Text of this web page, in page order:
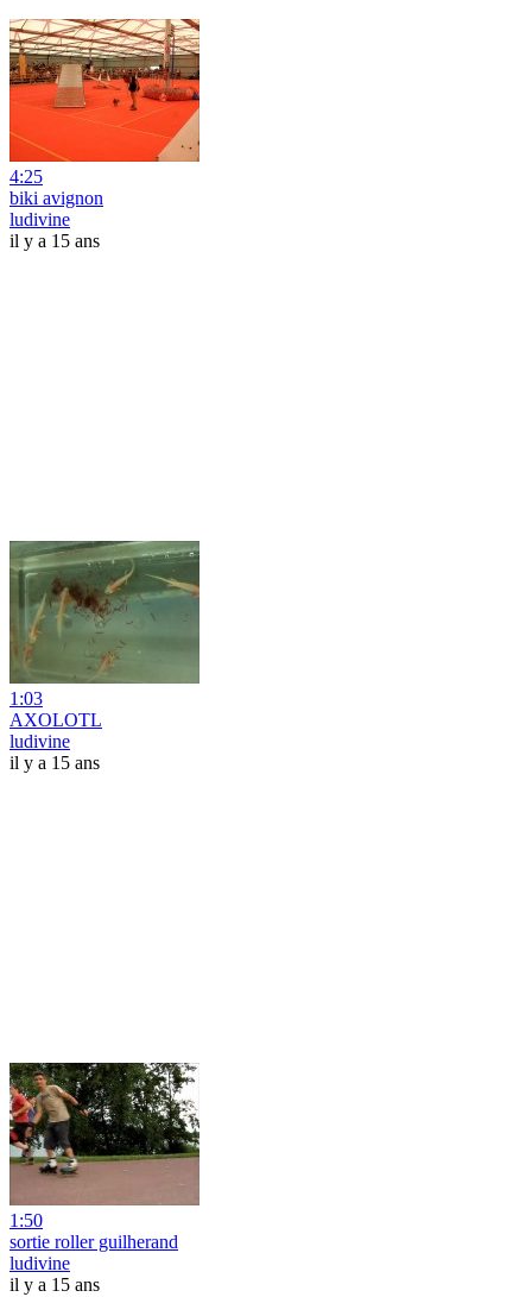
4:25
biki avignon
ludivine
il y a 15 ans
1:03
AXOLOTL
ludivine
il y a 15 ans
1:50
sortie roller guilherand
ludivine
il y a 15 ans